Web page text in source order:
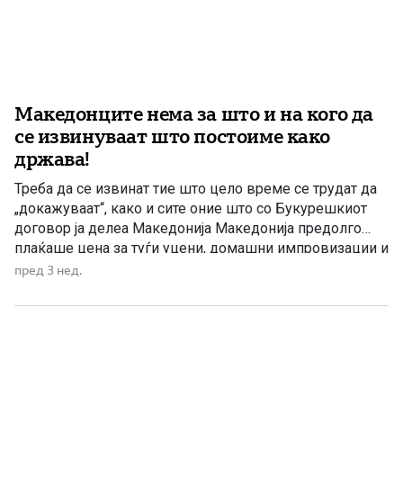
Македонците нема за што и на кого да
се извинуваат што постоиме како
држава!
Треба да се извинат тие што цело време се трудат да
„докажуваат“, како и сите оние што со Букурешкиот
договор ја делеа Македонија Македонија предолго
плаќаше цена за туѓи уцени, домашни импровизации и
политички авантуризам. Предолго државата беше
без историја, без народ, без идентитет и без право
пред 3 нед.